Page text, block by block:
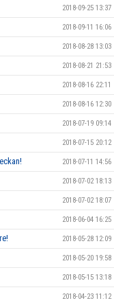
2018-09-25 13:37
2018-09-11 16:06
2018-08-28 13:03
2018-08-21 21:53
2018-08-16 22:11
2018-08-16 12:30
2018-07-19 09:14
2018-07-15 20:12
2018-07-11 14:56
2018-07-02 18:13
2018-07-02 18:07
2018-06-04 16:25
2018-05-28 12:09
2018-05-20 19:58
2018-05-15 13:18
2018-04-23 11:12